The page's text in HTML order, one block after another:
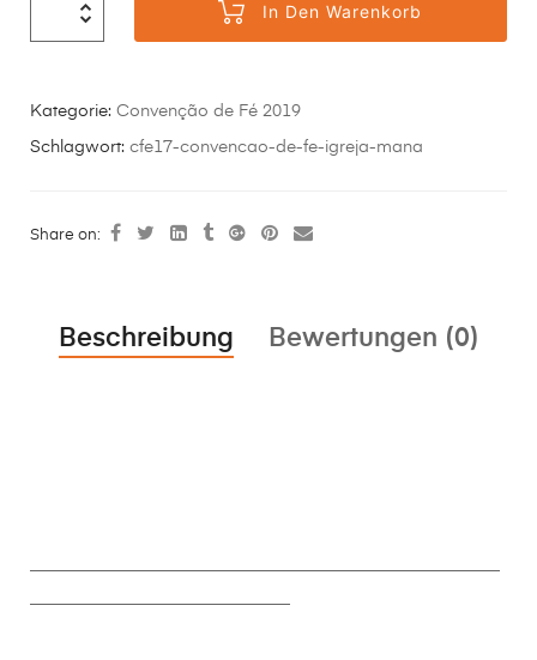
In Den Warenkorb
Kategorie: Convenção de Fé 2019
Schlagwort: cfe17-convencao-de-fe-igreja-mana
Share on:
Beschreibung Bewertungen (0)